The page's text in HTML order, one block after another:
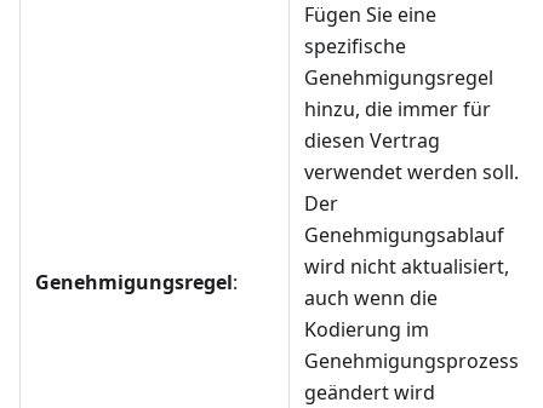
Genehmigungsregel:
Fügen Sie eine
spezifische
Genehmigungsregel
hinzu, die immer für
diesen Vertrag
verwendet werden soll.
Der
Genehmigungsablauf
wird nicht aktualisiert,
auch wenn die
Kodierung im
Genehmigungsprozess
geändert wird